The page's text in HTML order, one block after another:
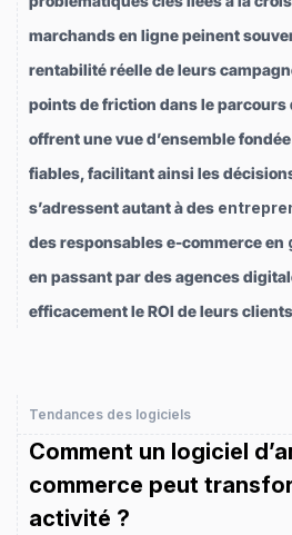
marchands en ligne peinent
rentabilité réelle de leurs
points de friction dans le parcours
offrent une vue d’ensemble
fiables, facilitant ainsi les
s’adressent autant à des
des responsables e-commerce en
en passant par des agences
efficacement le ROI de leurs
Tendances des logiciels
Comment un logiciel
commerce peut
activité ?